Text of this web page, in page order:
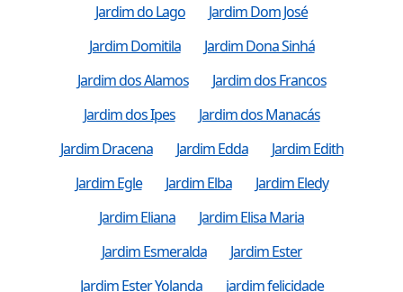
Jardim do Lago
Jardim Dom José
Jardim Domitila
Jardim Dona Sinhá
Jardim dos Alamos
Jardim dos Francos
Jardim dos Ipes
Jardim dos Manacás
Jardim Dracena
Jardim Edda
Jardim Edith
Jardim Egle
Jardim Elba
Jardim Eledy
Jardim Eliana
Jardim Elisa Maria
Jardim Esmeralda
Jardim Ester
Jardim Ester Yolanda
jardim felicidade